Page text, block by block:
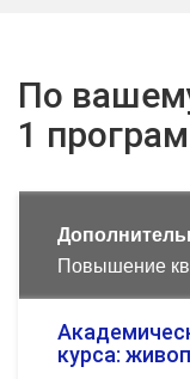
По
1
Повышение
курса: